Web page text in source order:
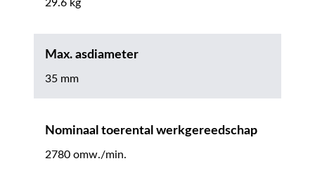
29.6 kg
Max. asdiameter
35 mm
Nominaal toerental werkgereedschap
2780 omw./min.